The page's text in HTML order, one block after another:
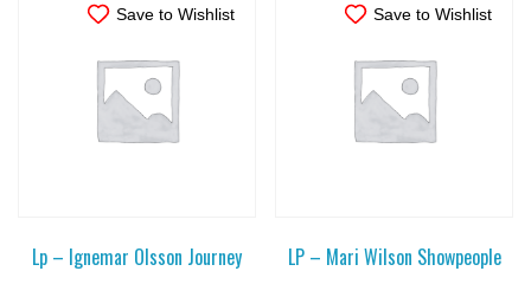
Save to Wishlist
Lp – Ignemar Olsson Journey
Save to Wishlist
LP – Mari Wilson Showpeople